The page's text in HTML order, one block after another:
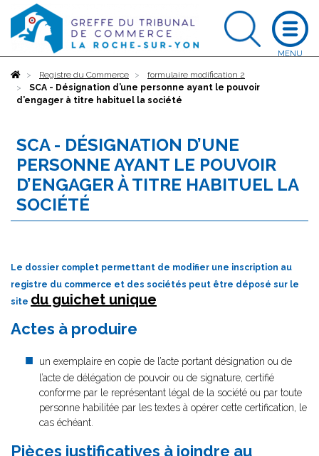
AccueilRegistre du Commerce
formulaire modification 2
SCA - Désignation d’une personne ayant le pouvoir
d’engager à titre habituel la société
SCA - DÉSIGNATION D’UNE
PERSONNE AYANT LE POUVOIR
D’ENGAGER À TITRE HABITUEL LA
SOCIÉTÉ
Le dossier complet permettant de modifier une inscription au
registre du commerce et des sociétés peut être déposé sur le
site du guichet unique
Actes à produire
un exemplaire en copie de l’acte portant désignation ou de
l’acte de délégation de pouvoir ou de signature, certifié
conforme par le représentant légal de la société ou par toute
personne habilitée par les textes à opérer cette certification, le
cas échéant.
Pièces justificatives à joindre au